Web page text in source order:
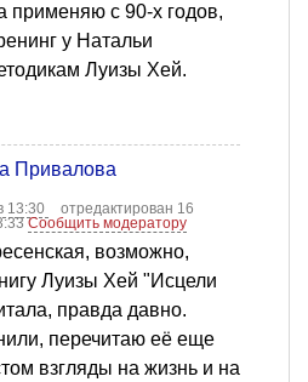
применяю с 90-х годов,
у Натальи
Луизы Хей.
Привалова
13:30
отредактирован 16
Сообщить модератору
возможно,
Луизы Хей "Исцели
правда давно.
перечитаю её еще
взгляды на жизнь и на